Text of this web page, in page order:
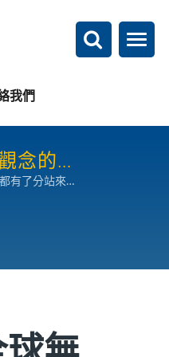
我們
念的搜
有了分站來快
容傳遞架構就
已經導入雙
瀏覽體驗，並